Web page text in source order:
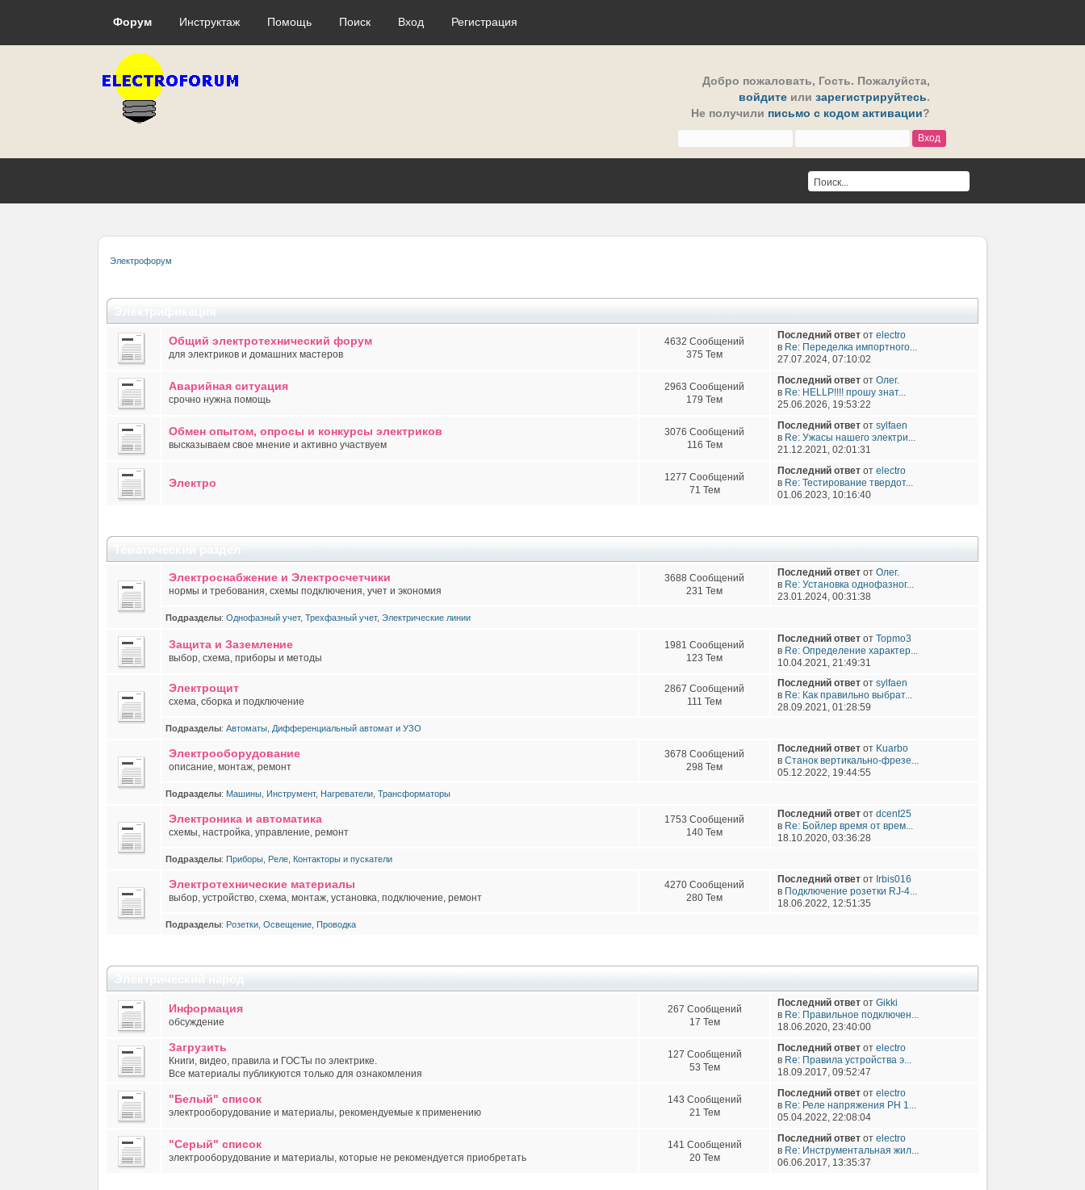
Форум Инструктаж Помощь Поиск Вход Регистрация
Добро пожаловать, Гость. Пожалуйста,
войдите или зарегистрируйтесь.
Не получили письмо с кодом активации?
Электрофорум
Общий электротехнический форум
для электриков и домашних мастеров
4632 Сообщений
375 Тем
Последний ответ отelectro
в Re: Переделка импортного...
27.07.2024, 07:10:02
Аварийная ситуация
срочно нужна помощь
2963 Сообщений
179 Тем
Последний ответ отОлег.
в Re: HELLP!!!! прошу знат...
25.06.2026, 19:53:22
Обмен опытом, опросы и конкурсы электриков
высказываем свое мнение и активно участвуем
3076 Сообщений
116 Тем
Последний ответ отsylfaen
в Re: Ужасы нашего электри...
21.12.2021, 02:01:31
Электро
1277 Сообщений
71 Тем
Последний ответ отelectro
в Re: Тестирование твердот...
01.06.2023, 10:16:40
Электроснабжение и Электросчетчики
нормы и требования, схемы подключения, учет и экономия
3688 Сообщений
231 Тем
Последний ответ отОлег.
в Re: Установка однофазног...
23.01.2024, 00:31:38
Подразделы: Однофазный учет, Трехфазный учет, Электрические линии
Защита и Заземление
выбор, схема, приборы и методы
1981 Сообщений
123 Тем
Последний ответ отTopmo3
в Re: Определение характер...
10.04.2021, 21:49:31
Электрощит
схема, сборка и подключение
2867 Сообщений
111 Тем
Последний ответ отsylfaen
в Re: Как правильно выбрат...
28.09.2021, 01:28:59
Подразделы: Автоматы Дифференциальный автомат и УЗО
Электрооборудование
описание, монтаж, ремонт
3678 Сообщений
298 Тем
Последний ответ от Kuarbo
вСтанок вертикально-фрезе...
05.12.2022, 19:44:55
Подразделы: Машины Инструмент, Нагреватели Трансформаторы
Электроника и автоматика
схемы, настройка, управление, ремонт
1753 Сообщений
140 Тем
Последний ответ отdcent25
в Re: Бойлер время от врем...
18.10.2020, 03:36:28
Подразделы: Приборы Реле Контакторы и пускатели
Электротехнические материалы
выбор, устройство, схема, монтаж, установка, подключение, ремонт
4270 Сообщений
280 Тем
Последний ответ от Irbis016
в Подключение розетки RJ-4...
18.06.2022, 12:51:35
Подразделы: Розетки Освещение Проводка
Информация
обсуждение
267 Сообщений
17 Тем
Последний ответ отGikki
в Re: Правильное подключен...
18.06.2020, 23:40:00
Загрузить
Книги, видео, правила и ГОСТы по электрике.
Все материалы публикуются только для ознакомления
127 Сообщений
53 Тем
Последний ответ отelectro
в Re: Правила устройства э...
18.09.2017, 09:52:47
"Белый" список
электрооборудование и материалы, рекомендуемые к применению
143 Сообщений
21 Тем
Последний ответ отelectro
в Re: Реле напряжения РН 1...
05.04.2022, 22:08:04
"Серый" список
электрооборудование и материалы, которые не рекомендуется приобретать
141 Сообщений
20 Тем
Последний ответ отelectro
в Re: Инструментальная жил...
06.06.2017, 13:35:37